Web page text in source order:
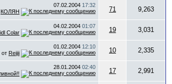
07.02.2004 17:32
КОЛЯН 71 9,263
04.02.2004 01:07
Colar 19 3,031
01.02.2004 12:10
от Reijii 10 2,335
28.01.2004 02:40
17 2,991